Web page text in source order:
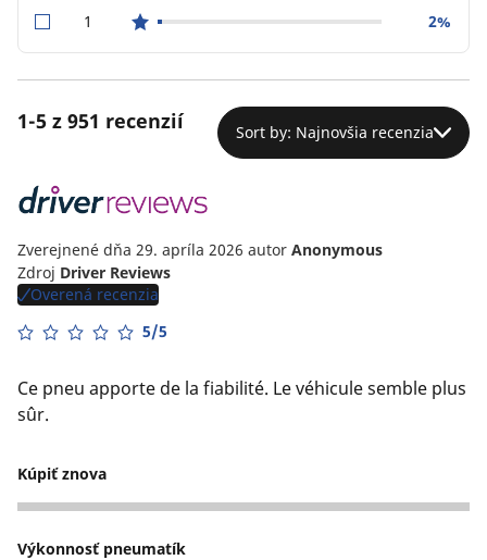
1star reviews 2%
1-5 z 951 recenzií Sort by: Najnovšia recenzia
Zverejnené dňa 29. apríla 2026 autor Anonymous
Zdroj Driver Reviews
Overená recenzia
5/5
Ce pneu apporte de la fiabilité. Le véhicule semble plus
sûr.
Kúpiť znova
5
Výkonnosť pneumatík